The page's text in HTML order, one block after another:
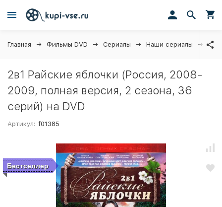
Главная Фильмы DVD Сериалы Наши сериалы 2в1
2в1 Райские яблочки (Россия, 2008-
2009, полная версия, 2 сезона, 36
серий) на DVD
Артикул: f01385
Бестселлер